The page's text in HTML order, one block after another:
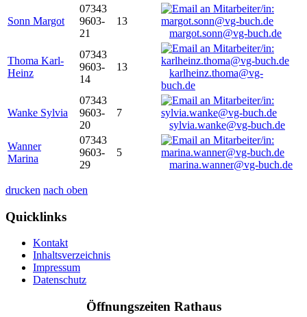
Sonn Margot
07343
9603-
21
13
margot.sonn@vg-buch.de
Thoma Karl-
Heinz
07343
9603-
14
13
karlheinz.thoma@vg-
buch.de
Wanke Sylvia
07343
9603-
20
7
sylvia.wanke@vg-buch.de
Wanner
Marina
07343
9603-
29
5
marina.wanner@vg-buch.de
drucken nach oben
Quicklinks
Kontakt
Inhaltsverzeichnis
Impressum
Datenschutz
Öffnungszeiten Rathaus